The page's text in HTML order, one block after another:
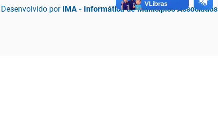
Desenvolvido por IMA - Informática de Municípios Associados